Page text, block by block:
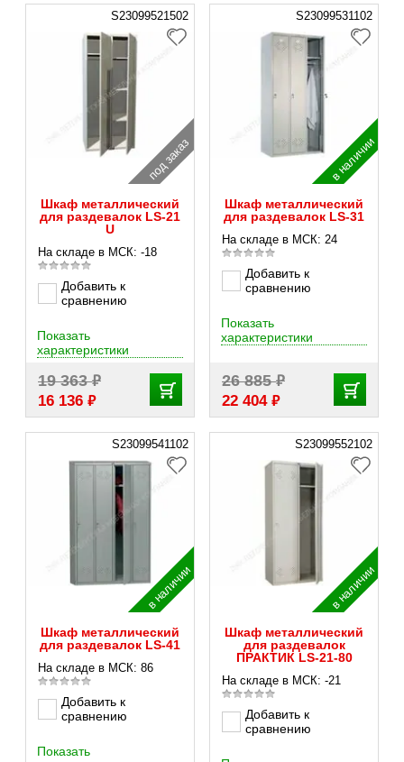
S23099521502
под заказ
Шкаф металлический
для раздевалок LS-21
U
На складе в МСК: -18
Добавить к
сравнению
19 363₽
16 136 ₽
Показать
характеристики
S23099531102
в наличии
Шкаф металлический
для раздевалок LS-31
На складе в МСК: 24
Добавить к
сравнению
26 885₽
22 404 ₽
Показать
характеристики
S23099541102
в наличии
Шкаф металлический
для раздевалок LS-41
На складе в МСК: 86
Добавить к
сравнению
Показать
S23099552102
в наличии
Шкаф металлический
для раздевалок
ПРАКТИК LS-21-80
На складе в МСК: -21
Добавить к
сравнению